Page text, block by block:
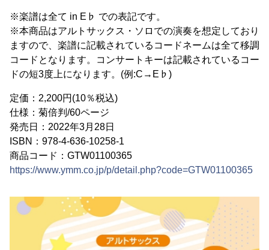
※楽譜は全て in E♭ での表記です。
※本商品はアルトサックス・ソロでの演奏を想定しており
ますので、楽譜に記載されているコードネームは全て移調
コードとなります。コンサートキーは記載されているコー
ドの短3度上になります。(例:C→E♭)
定価：2,200円(10％税込)
仕様：菊倍判/60ページ
発売日：2022年3月28日
ISBN：978-4-636-10258-1
商品コード：GTW01100365
https://www.ymm.co.jp/p/detail.php?code=GTW01100365